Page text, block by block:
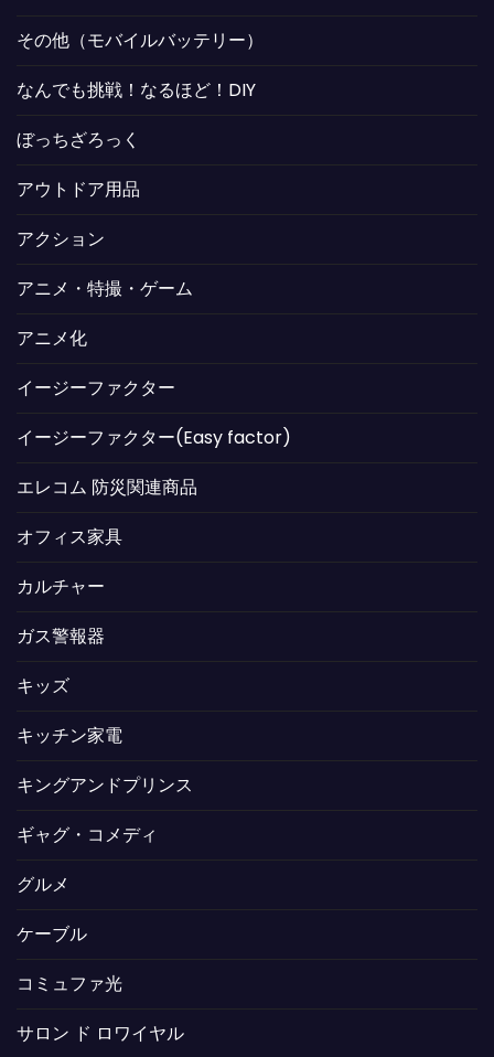
その他（モバイルバッテリー）
なんでも挑戦！なるほど！DIY
ぼっちざろっく
アウトドア用品
アクション
アニメ・特撮・ゲーム
アニメ化
イージーファクター
イージーファクター(Easy factor)
エレコム 防災関連商品
オフィス家具
カルチャー
ガス警報器
キッズ
キッチン家電
キングアンドプリンス
ギャグ・コメディ
グルメ
ケーブル
コミュファ光
サロン ド ロワイヤル